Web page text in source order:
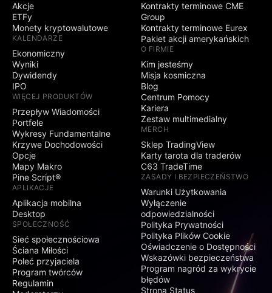
Akcje
ETFy
Monety kryptowalutowe
KALENDARZE
Ekonomiczny
Wyniki
Dywidendy
IPO
WIĘCEJ PRODUKTÓW
Przepływ Wiadomości
Portfele
Wykresy Fundamentalne
Krzywe Dochodowości
Opcje
Mapy Makro
Pine Script®
APLIKACJE
Aplikacja mobilna
Desktop
SPOŁECZNOŚĆ
Sieć społecznościowa
Ściana Miłości
Poleć przyjaciela
Program twórców
Regulamin
Kontrakty terminowe CME
Group
Kontrakty terminowe Eurex
Pakiet akcji amerykańskich
O FIRMIE
Kim jesteśmy
Misja kosmiczna
Blog
Centrum Pomocy
Kariera
Zestaw multimedialny
MERCH
Sklep TradingView
Karty tarota dla traderów
C63 TradeTime
ZASADY I BEZPIECZEŃSTWO
Warunki Użytkowania
Wyłączenie
odpowiedzialności
Polityka Prywatności
Polityka Plików Cookie
Oświadczenie o Dostępności
Wskazówki bezpieczeństwa
Program nagród za wykrycie
błędów
Strona Status